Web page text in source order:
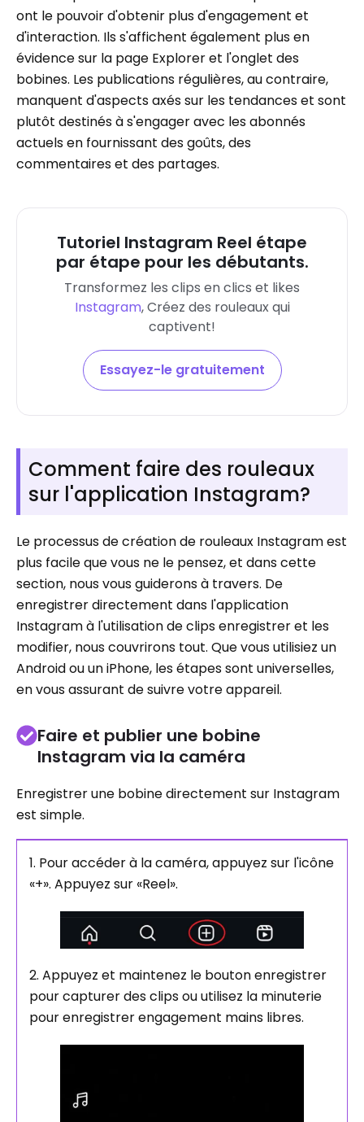
ont le pouvoir d'obtenir plus d'engagement et
d'interaction. Ils s'affichent également plus en
évidence sur la page Explorer et l'onglet des
bobines. Les publications régulières, au contraire,
manquent d'aspects axés sur les tendances et sont
plutôt destinés à s'engager avec les abonnés
actuels en fournissant des goûts, des
commentaires et des partages.
Tutoriel Instagram Reel étape
par étape pour les débutants.
Transformez les clips en clics et likes
Instagram, Créez des rouleaux qui
captivent!
Essayez-le gratuitement
Comment faire des rouleaux
sur l'application Instagram?
Le processus de création de rouleaux Instagram est
plus facile que vous ne le pensez, et dans cette
section, nous vous guiderons à travers. De
enregistrer directement dans l'application
Instagram à l'utilisation de clips enregistrer et les
modifier, nous couvrirons tout. Que vous utilisiez un
Android ou un iPhone, les étapes sont universelles,
en vous assurant de suivre votre appareil.
Faire et publier une bobine
Instagram via la caméra
Enregistrer une bobine directement sur Instagram
est simple.
1. Pour accéder à la caméra, appuyez sur l'icône
«+». Appuyez sur «Reel».
2. Appuyez et maintenez le bouton enregistrer
pour capturer des clips ou utilisez la minuterie
pour enregistrer engagement mains libres.